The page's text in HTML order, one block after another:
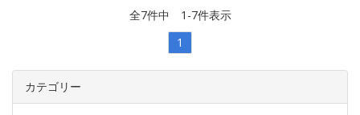
全7件中 1 -7件表示
1
カテゴリー